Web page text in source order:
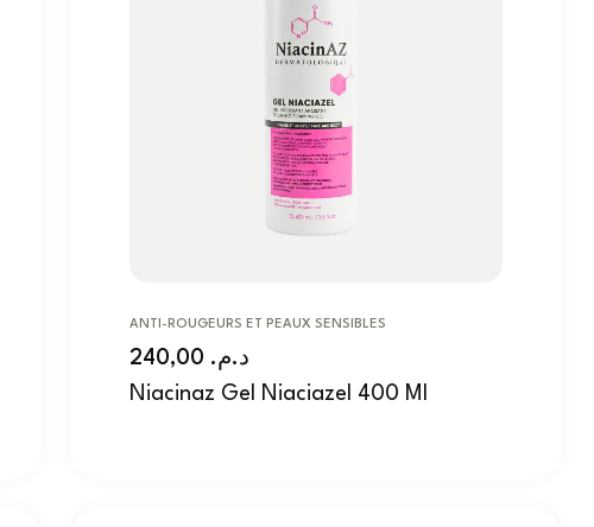
ANTI-ROUGEURS ET PEAUX SENSIBLES
Niacinaz Gel Niaciazel 400 Ml
د.م.